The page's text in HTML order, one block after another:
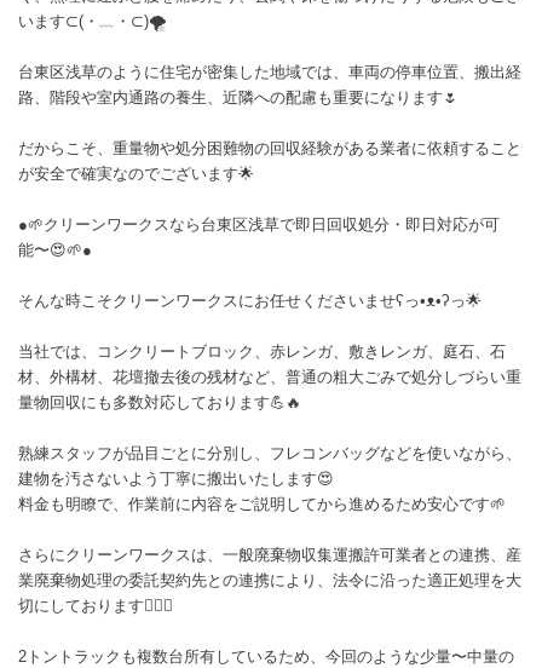
います⊂⁠(⁠・⁠﹏⁠・⁠⊂⁠)🌪️
台東区浅草のように住宅が密集した地域では、車両の停車位置、搬出経
路、階段や室内通路の養生、近隣への配慮も重要になります🌷
だからこそ、重量物や処分困難物の回収経験がある業者に依頼すること
が安全で確実なのでございます🌟
●🌱クリーンワークスなら台東区浅草で即日回収処分・即日対応が可
能〜😍🌱●
そんな時こそクリーンワークスにお任せくださいませʕ⁠っ⁠•⁠ᴥ⁠•⁠ʔ⁠っ🌟
当社では、コンクリートブロック、赤レンガ、敷きレンガ、庭石、石
材、外構材、花壇撤去後の残材など、普通の粗大ごみで処分しづらい重
量物回収にも多数対応しております💪🔥
熟練スタッフが品目ごとに分別し、フレコンバッグなどを使いながら、
建物を汚さないよう丁寧に搬出いたします😍
料金も明瞭で、作業前に内容をご説明してから進めるため安心です🌱
さらにクリーンワークスは、一般廃棄物収集運搬許可業者との連携、産
業廃棄物処理の委託契約先との連携により、法令に沿った適正処理を大
切にしております🙂‍↕️✨
2トントラックも複数台所有しているため、今回のような少量〜中量の